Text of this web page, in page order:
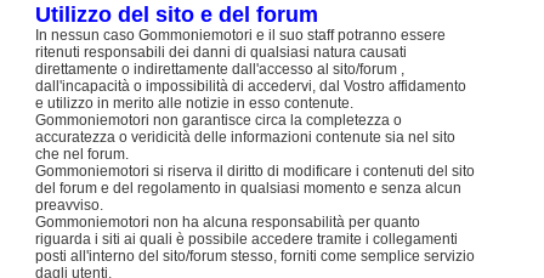
Utilizzo del sito e del forum
In nessun caso Gommoniemotori e il suo staff potranno essere
ritenuti responsabili dei danni di qualsiasi natura causati
direttamente o indirettamente dall'accesso al sito/forum ,
dall'incapacità o impossibilità di accedervi, dal Vostro affidamento
e utilizzo in merito alle notizie in esso contenute.
Gommoniemotori non garantisce circa la completezza o
accuratezza o veridicità delle informazioni contenute sia nel sito
che nel forum.
Gommoniemotori si riserva il diritto di modificare i contenuti del sito
del forum e del regolamento in qualsiasi momento e senza alcun
preavviso.
Gommoniemotori non ha alcuna responsabilità per quanto
riguarda i siti ai quali è possibile accedere tramite i collegamenti
posti all'interno del sito/forum stesso, forniti come semplice servizio
dagli utenti.